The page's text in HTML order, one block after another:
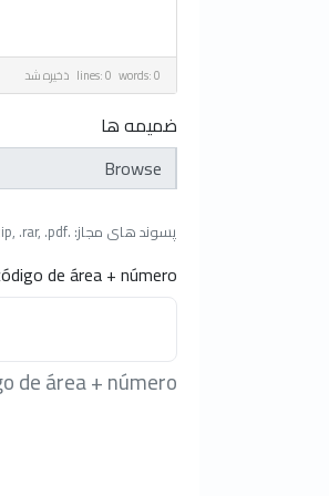
lines: 0 words: 0 ذخیره شد
ضمیمه ها
انتخاب فایل
پسوند های مجاز: .jpg, .gif, .jpeg, .png, .zip, .rar, .pdf (حداکثر حجم پرونده: 64MB)
de área + número
de área + número